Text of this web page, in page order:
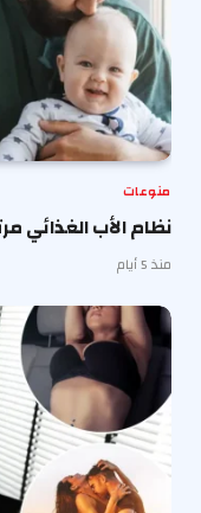
منوعات
نظام الأب الغذائي
منذ 5 أيام